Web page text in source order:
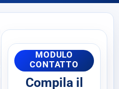
MODULO
CONTATTO
Compila il